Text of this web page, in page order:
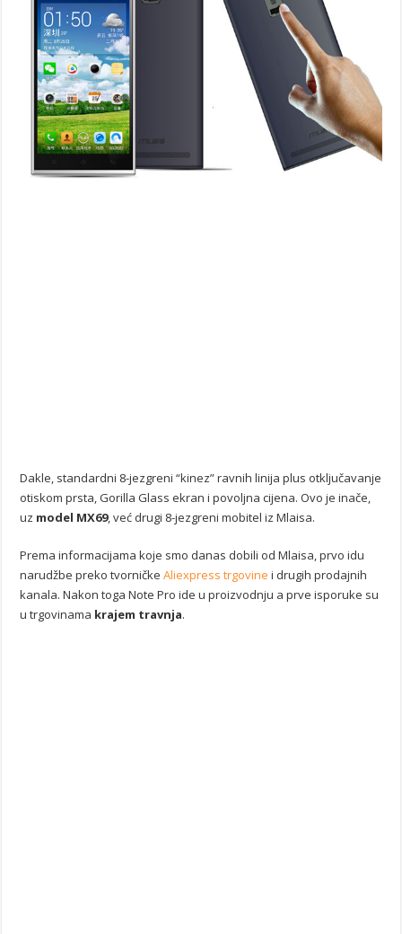
Dakle, standardni 8-jezgreni “kinez” ravnih linija plus otključavanje
otiskom prsta, Gorilla Glass ekran i povoljna cijena. Ovo je inače,
uz model MX69, već drugi 8-jezgreni mobitel iz Mlaisa.
Prema informacijama koje smo danas dobili od Mlaisa, prvo idu
narudžbe preko tvorničkeAliexpress trgovine i drugih prodajnih
kanala. Nakon toga Note Pro ide u proizvodnju a prve isporuke su
u trgovinama krajem travnja.